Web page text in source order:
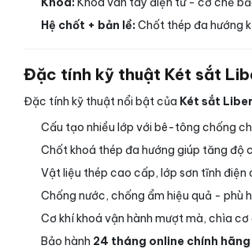
Hệ chốt + bản lề: Chốt thép đa hướng
Đặc tính kỹ thuật Két sắt
Đặc tính kỹ thuật nổi bật của Két sắt
Cấu tạo nhiều lớp với bê-tông chống
Chốt khoá thép đa hướng giúp tăng độ
Vật liệu thép cao cấp, lớp sơn tĩnh
Chống nước, chống ẩm hiệu quả - phù
Cơ khí khoá vận hành mượt mà, chìa
Bảo hành 24 tháng online chính hãng